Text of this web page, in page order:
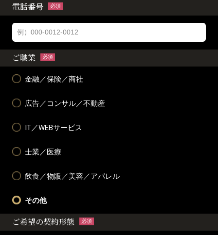
電話番号 必須
ご職業 必須
金融／保険／商社
広告／コンサル／不動産
IT／WEBサービス
士業／医療
飲食／物販／美容／アパレル
その他
ご希望の契約形態 必須